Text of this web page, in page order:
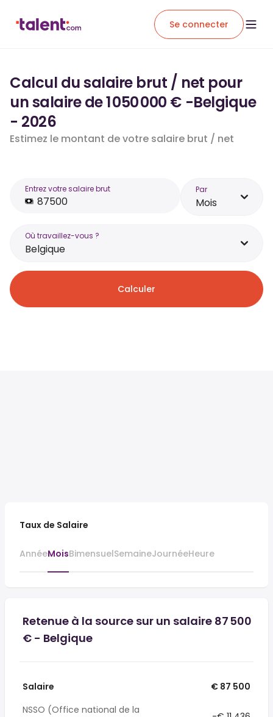
Se connecter
Calcul du salaire brut / net pour
un salaire de 1 050 000 € -Belgique
- 2026
Estimez le montant de votre salaire brut / net
Entrez votre salaire brut Par
Mois
Où travaillez-vous ?
Belgique
Calculer
Taux de Salaire
AnnéeMoisBimensuelSemaineJournéeHeure
Retenue à la source sur un salaire 87 500
€ - Belgique
Salaire
€ 87 500
NSSO (Office national de la